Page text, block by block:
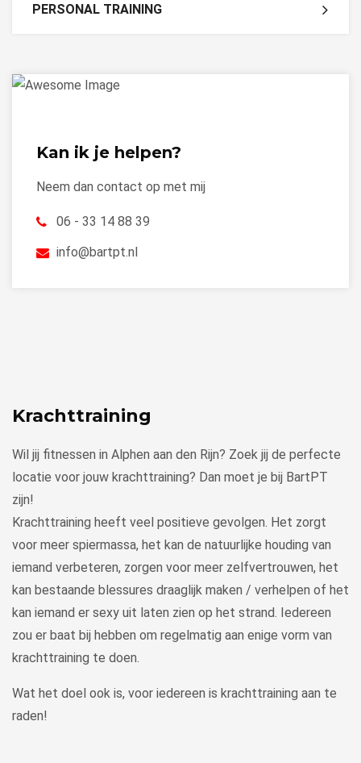
PERSONAL TRAINING
Kan ik je helpen?
Neem dan contact op met mij
06 - 33 14 88 39
info@bartpt.nl
Krachttraining
Wil jij fitnessen in Alphen aan den Rijn? Zoek jij de perfecte
locatie voor jouw krachttraining? Dan moet je bij BartPT
zijn!
Krachttraining heeft veel positieve gevolgen. Het zorgt
voor meer spiermassa, het kan de natuurlijke houding van
iemand verbeteren, zorgen voor meer zelfvertrouwen, het
kan bestaande blessures draaglijk maken / verhelpen of het
kan iemand er sexy uit laten zien op het strand. Iedereen
zou er baat bij hebben om regelmatig aan enige vorm van
krachttraining te doen.
Wat het doel ook is, voor iedereen is krachttraining aan te
raden!